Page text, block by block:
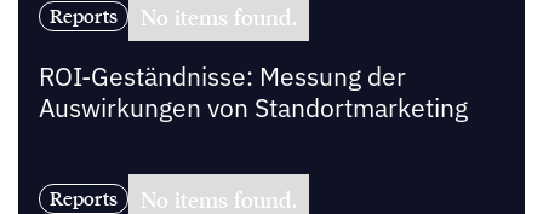
Reports No items found.
ROI-Geständnisse: Messung der
Auswirkungen von Standortmarketing
Reports No items found.